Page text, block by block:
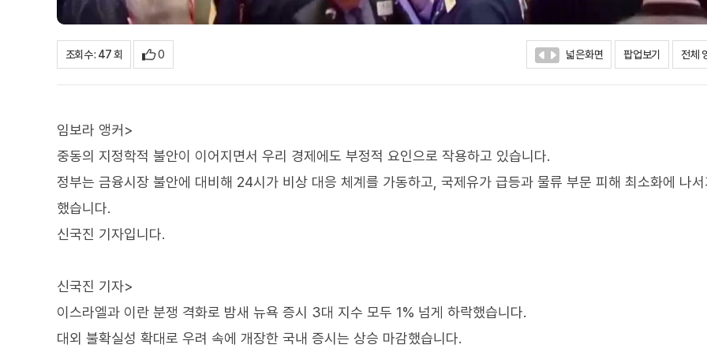
조회수 : 47 회 0 넓은화면 팝업보기 전체
임보라 앵커>
중동의 지정학적 불안이 이어지면서 우리 경제에도 부정적 요인으로 작용하고 있습니다.
정부는 금융시장 불안에 대비해 24시가 비상 대응 체계를 가동하고, 국제유가 급등과 물류 부문 피해 최소화에 나
했습니다.
신국진 기자입니다.
신국진 기자>
이스라엘과 이란 분쟁 격화로 밤새 뉴욕 증시 3대 지수 모두 1% 넘게 하락했습니다.
대외 불확실성 확대로 우려 속에 개장한 국내 증시는 상승 마감했습니다.